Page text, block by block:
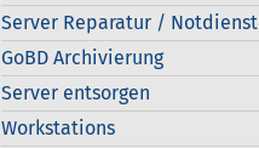
Server Reparatur / Notdienst
GoBD Archivierung
Server entsorgen
Workstations